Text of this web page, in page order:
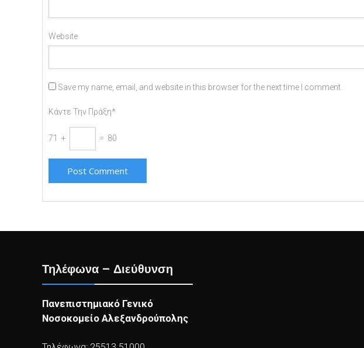
Website
Save my name, email, and website in this browser for the next time I comment.
Κάντε Την Πράξη*
71 + = 80
Τηλέφωνα – Διεύθυνση
Πανεπιστημιακό Γενικό
Νοσοκομείο Αλεξανδρούπολης